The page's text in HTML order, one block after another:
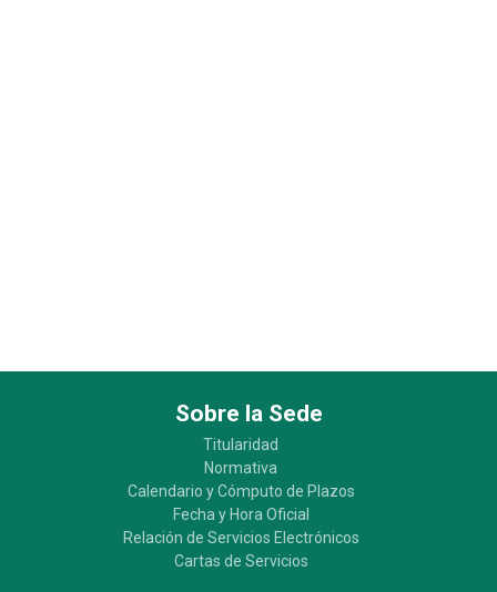
Sobre la Sede
Titularidad
Normativa
Calendario y Cómputo de Plazos
Fecha y Hora Oficial
Relación de Servicios Electrónicos
Cartas de Servicios